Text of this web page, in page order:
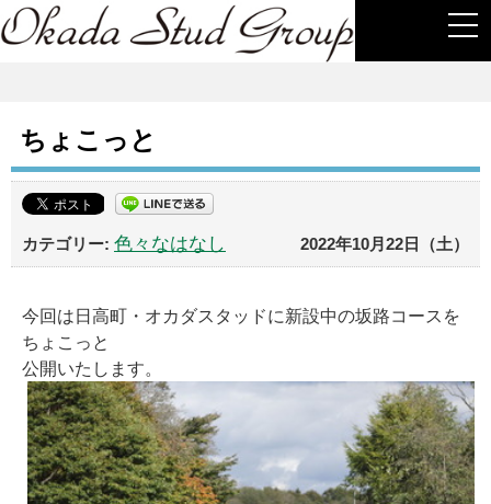
ちょこっと
色々なはなし 2022年10月22日（土）
今回は日高町・オカダスタッドに新設中の坂路コースを
ちょこっと
公開いたします。